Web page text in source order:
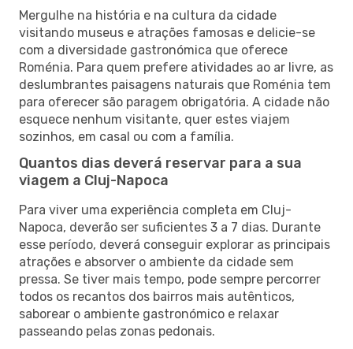
Mergulhe na história e na cultura da cidade
visitando museus e atrações famosas e delicie-se
com a diversidade gastronómica que oferece
Roménia. Para quem prefere atividades ao ar livre, as
deslumbrantes paisagens naturais que Roménia tem
para oferecer são paragem obrigatória. A cidade não
esquece nenhum visitante, quer estes viajem
sozinhos, em casal ou com a família.
Quantos dias deverá reservar para a sua
viagem a Cluj-Napoca
Para viver uma experiência completa em Cluj-
Napoca, deverão ser suficientes 3 a 7 dias. Durante
esse período, deverá conseguir explorar as principais
atrações e absorver o ambiente da cidade sem
pressa. Se tiver mais tempo, pode sempre percorrer
todos os recantos dos bairros mais autênticos,
saborear o ambiente gastronómico e relaxar
passeando pelas zonas pedonais.